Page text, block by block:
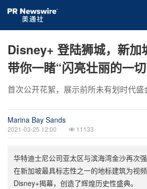
Disney+ 登陆狮城，新加
带你一睹“闪亮壮丽的一
首次公开花絮，展示前所未有划时代
Marina Bay Sands
2021-03-25 12:00 11133
华特迪士尼公司亚太区与滨海湾金沙再次
在新加坡最具标志性之一的地标建筑为视
Disney+揭幕，创造了辉煌历史性盛典。